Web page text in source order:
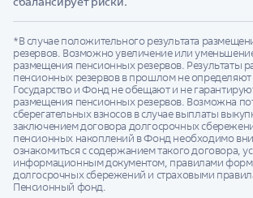
*В случае положительного результата
резервов. Возможно увеличение или
размещения пенсионных резервов. Результаты
пенсионных резервов в прошлом не
Государство и Фонд не обещают и не
размещения пенсионных резервов. Возможна
сберегательных взносов в случае выплаты
заключением договора долгосрочных
пенсионных накоплений в Фонд необходимо
ознакомиться с содержанием такого договора,
информационным документом, правилами
долгосрочных сбережений и страховыми
Пенсионный фонд.